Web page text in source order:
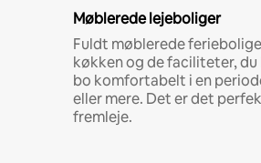
Møblerede lejeboliger
Fuldt møblerede
køkken og de faciliteter,
bo komfortabelt i en
eller mere. Det er det
fremleje.